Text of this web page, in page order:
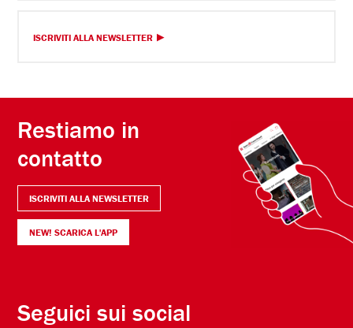
ISCRIVITI ALLA NEWSLETTER
Restiamo in
contatto
ISCRIVITI ALLA NEWSLETTER
NEW! SCARICA L'APP
Seguici sui social